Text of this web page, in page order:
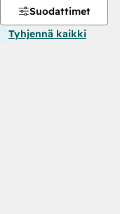
Suodattimet
Tyhjennä kaikki